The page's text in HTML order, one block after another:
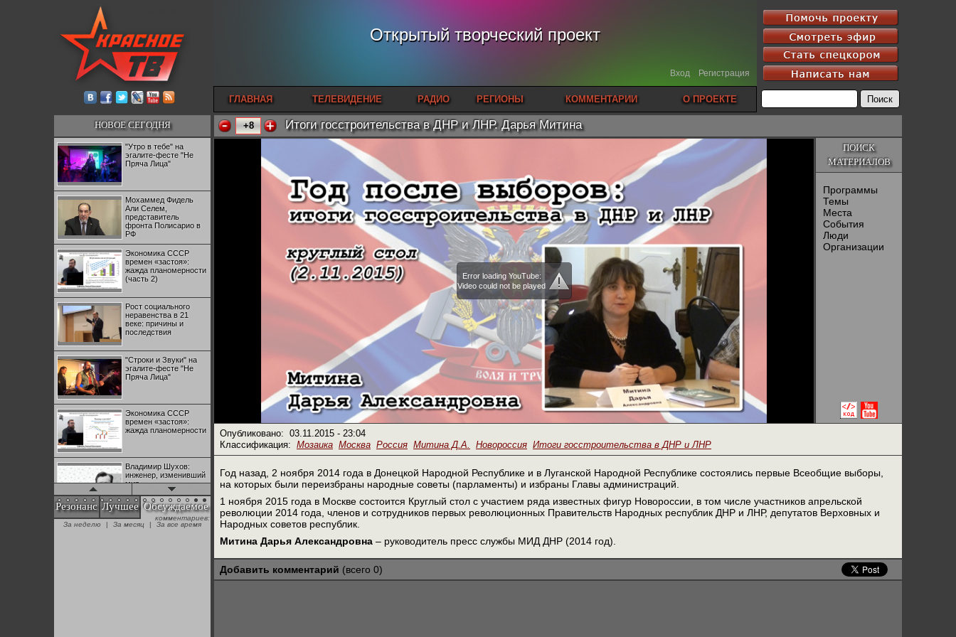
Открытый творческий проект
Вход Регистрация
ГЛАВНАЯ ТЕЛЕВИДЕНИЕ РАДИО РЕГИОНЫ КОММЕНТАРИИ О ПРОЕКТЕ
НОВОЕ СЕГОДНЯ
"Утро в тебе" на
эгалите-фесте "Не
Пряча Лица"
Мохаммед Фидель
Али Селем,
представитель
фронта Полисарио в
РФ
Экономика СССР
времен «застоя»:
жажда планомерности
(часть 2)
Рост социального
неравенства в 21
веке: причины и
последствия
"Строки и Звуки" на
эгалите-фесте "Не
Пряча Лица"
Экономика СССР
времен «застоя»:
жажда планомерности
Владимир Шухов:
инженер, изменивший
мир
"Аркадий Коц" на
эгалите-фесте "Не
Резонанс Лучшее Обсуждаемое
комментариев:
За неделю
| За месяц | За все время
+8 Итоги госстроительства в ДНР и ЛНР. Дарья Митина
ПОИСК
МАТЕРИАЛОВ
Программы
Темы
Места
События
Люди
Организации
Error loading YouTube:
Video could not be played
Опубликовано: 03.11.2015 - 23:04
Классификация: Мозаика Москва Россия Митина Д.А. Новороссия Итоги госстроительства в ДНР и ЛНР
Год назад, 2 ноября 2014 года в Донецкой Народной Республике и в Луганской Народной Республике состоялись первые Всеобщие выборы,
на которых были переизбраны народные советы (парламенты) и избраны Главы администраций.
1 ноября 2015 года в Москве состоится Круглый стол с участием ряда известных фигур Новороссии, в том числе участников апрельской
революции 2014 года, членов и сотрудников первых революционных Правительств Народных республик ДНР и ЛНР, депутатов Верховных и
Народных советов республик.
Митина Дарья Александровна – руководитель пресс службы МИД ДНР (2014 год).
Добавить комментарий (всего 0)